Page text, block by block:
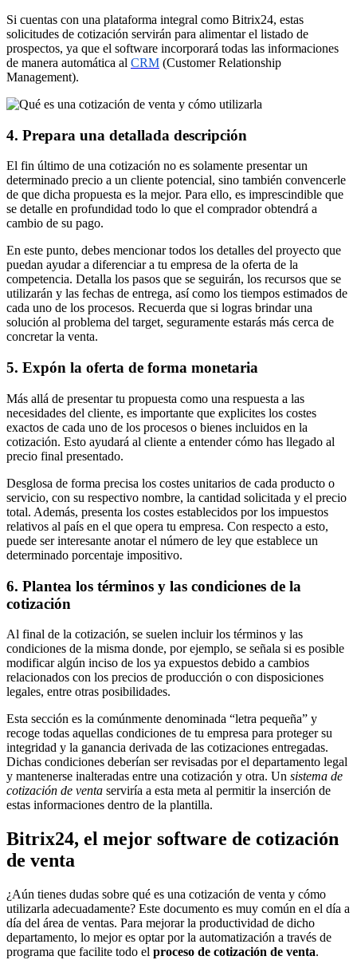
Si cuentas con una plataforma integral como Bitrix24, estas
solicitudes de cotización servirán para alimentar el listado de
prospectos, ya que el software incorporará todas las informaciones
de manera automática al CRM (Customer Relationship
Management).
4. Prepara una detallada descripción
El fin último de una cotización no es solamente presentar un
determinado precio a un cliente potencial, sino también convencerle
de que dicha propuesta es la mejor. Para ello, es imprescindible que
se detalle en profundidad todo lo que el comprador obtendrá a
cambio de su pago.
En este punto, debes mencionar todos los detalles del proyecto que
puedan ayudar a diferenciar a tu empresa de la oferta de la
competencia. Detalla los pasos que se seguirán, los recursos que se
utilizarán y las fechas de entrega, así como los tiempos estimados de
cada uno de los procesos. Recuerda que si logras brindar una
solución al problema del target, seguramente estarás más cerca de
concretar la venta.
5. Expón la oferta de forma monetaria
Más allá de presentar tu propuesta como una respuesta a las
necesidades del cliente, es importante que explicites los costes
exactos de cada uno de los procesos o bienes incluidos en la
cotización. Esto ayudará al cliente a entender cómo has llegado al
precio final presentado.
Desglosa de forma precisa los costes unitarios de cada producto o
servicio, con su respectivo nombre, la cantidad solicitada y el precio
total. Además, presenta los costes establecidos por los impuestos
relativos al país en el que opera tu empresa. Con respecto a esto,
puede ser interesante anotar el número de ley que establece un
determinado porcentaje impositivo.
6. Plantea los términos y las condiciones de la
cotización
Al final de la cotización, se suelen incluir los términos y las
condiciones de la misma donde, por ejemplo, se señala si es posible
modificar algún inciso de los ya expuestos debido a cambios
relacionados con los precios de producción o con disposiciones
legales, entre otras posibilidades.
Esta sección es la comúnmente denominada “letra pequeña” y
recoge todas aquellas condiciones de tu empresa para proteger su
integridad y la ganancia derivada de las cotizaciones entregadas.
Dichas condiciones deberían ser revisadas por el departamento legal
y mantenerse inalteradas entre una cotización y otra. Un sistema de
cotización de venta serviría a esta meta al permitir la inserción de
estas informaciones dentro de la plantilla.
Bitrix24, el mejor software de cotización
de venta
¿Aún tienes dudas sobre qué es una cotización de venta y cómo
utilizarla adecuadamente? Este documento es muy común en el día a
día del área de ventas. Para mejorar la productividad de dicho
departamento, lo mejor es optar por la automatización a través de
programa que facilite todo el proceso de cotización de venta.